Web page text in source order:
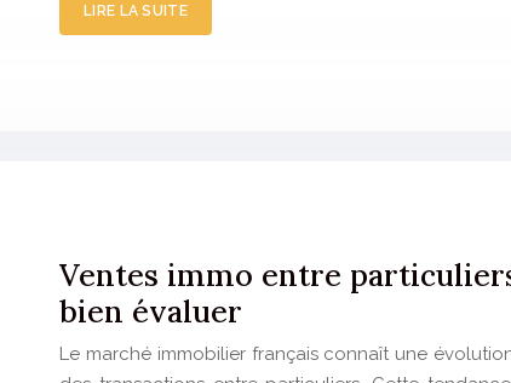
LIRE LA SUITE
Ventes immo entre
bien évaluer
Le marché immobilier français connaît une